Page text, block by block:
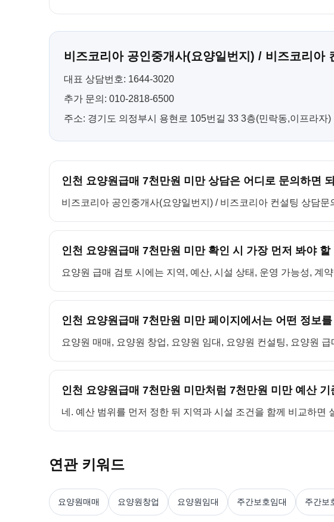
비즈코리아 공인중개사(요양일번지) / 비즈코리아
대표 상담번호: 1644-3020
추가 문의: 010-2818-6500
주소: 경기도 의정부시 용현로 105번길 33 3층(민락동,이프라자)
인천 요양원급매 7천만원 미만 상담은 어디로 문의하면
비즈코리아 공인중개사(요양일번지) / 비즈코리아 컨설팅 상담
인천 요양원급매 7천만원 미만 확인 시 가장 먼저 봐야
요양원 급매 검토 시에는 지역, 예산, 시설 상태, 운영 가능성, 계
인천 요양원급매 7천만원 미만 페이지에서는 어떤 정보
요양원 매매, 요양원 창업, 요양원 임대, 요양원 컨설팅, 요양원
인천 요양원급매 7천만원 미만처럼 7천만원 미만 예산
네. 예산 범위를 먼저 정한 뒤 지역과 시설 조건을 함께 비교하면
연관 키워드
요양원매매 요양원창업 요양원임대 주간보호임대 주간보